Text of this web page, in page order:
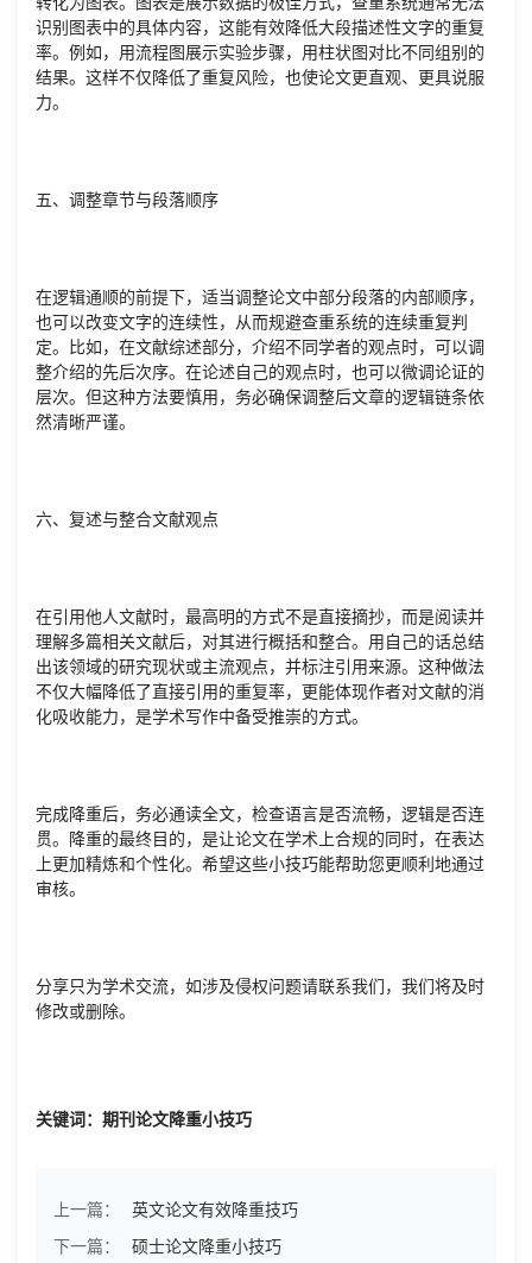
识别图表中的具体内容，这能有效降低大段描述性文字的重复
率。例如，用流程图展示实验步骤，用柱状图对比不同组别的
结果。这样不仅降低了重复风险，也使论文更直观、更具说服
力。
五、调整章节与段落顺序
在逻辑通顺的前提下，适当调整论文中部分段落的内部顺序，
也可以改变文字的连续性，从而规避查重系统的连续重复判
定。比如，在文献综述部分，介绍不同学者的观点时，可以调
整介绍的先后次序。在论述自己的观点时，也可以微调论证的
层次。但这种方法要慎用，务必确保调整后文章的逻辑链条依
然清晰严谨。
六、复述与整合文献观点
在引用他人文献时，最高明的方式不是直接摘抄，而是阅读并
理解多篇相关文献后，对其进行概括和整合。用自己的话总结
出该领域的研究现状或主流观点，并标注引用来源。这种做法
不仅大幅降低了直接引用的重复率，更能体现作者对文献的消
化吸收能力，是学术写作中备受推崇的方式。
完成降重后，务必通读全文，检查语言是否流畅，逻辑是否连
贯。降重的最终目的，是让论文在学术上合规的同时，在表达
上更加精炼和个性化。希望这些小技巧能帮助您更顺利地通过
审核。
分享只为学术交流，如涉及侵权问题请联系我们，我们将及时
修改或删除。
关键词：期刊论文降重小技巧
上一篇：
英文论文有效降重技巧
下一篇：
硕士论文降重小技巧